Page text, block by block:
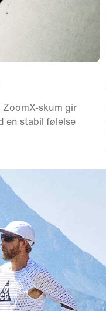
ZoomX-skum gir
en stabil følelse